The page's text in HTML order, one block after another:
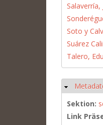
Salaverría,
Soto y
Suárez
Talero,
Hide
Sektion:
Link